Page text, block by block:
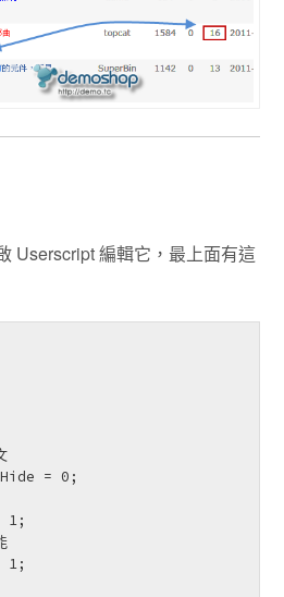
Userscript 編輯它，最上面有這
= 0;
1;
1;